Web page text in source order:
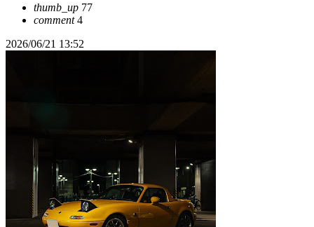
thumb_up 77
comment4
2026/06/21 13:52